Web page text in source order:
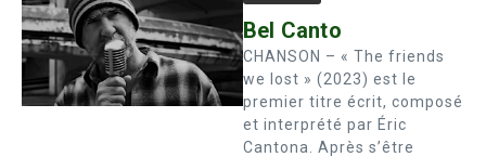
Bel Canto
CHANSON – « The friends
we lost » (2023) est le
premier titre écrit, composé
et interprété par Éric
Cantona. Après s’être